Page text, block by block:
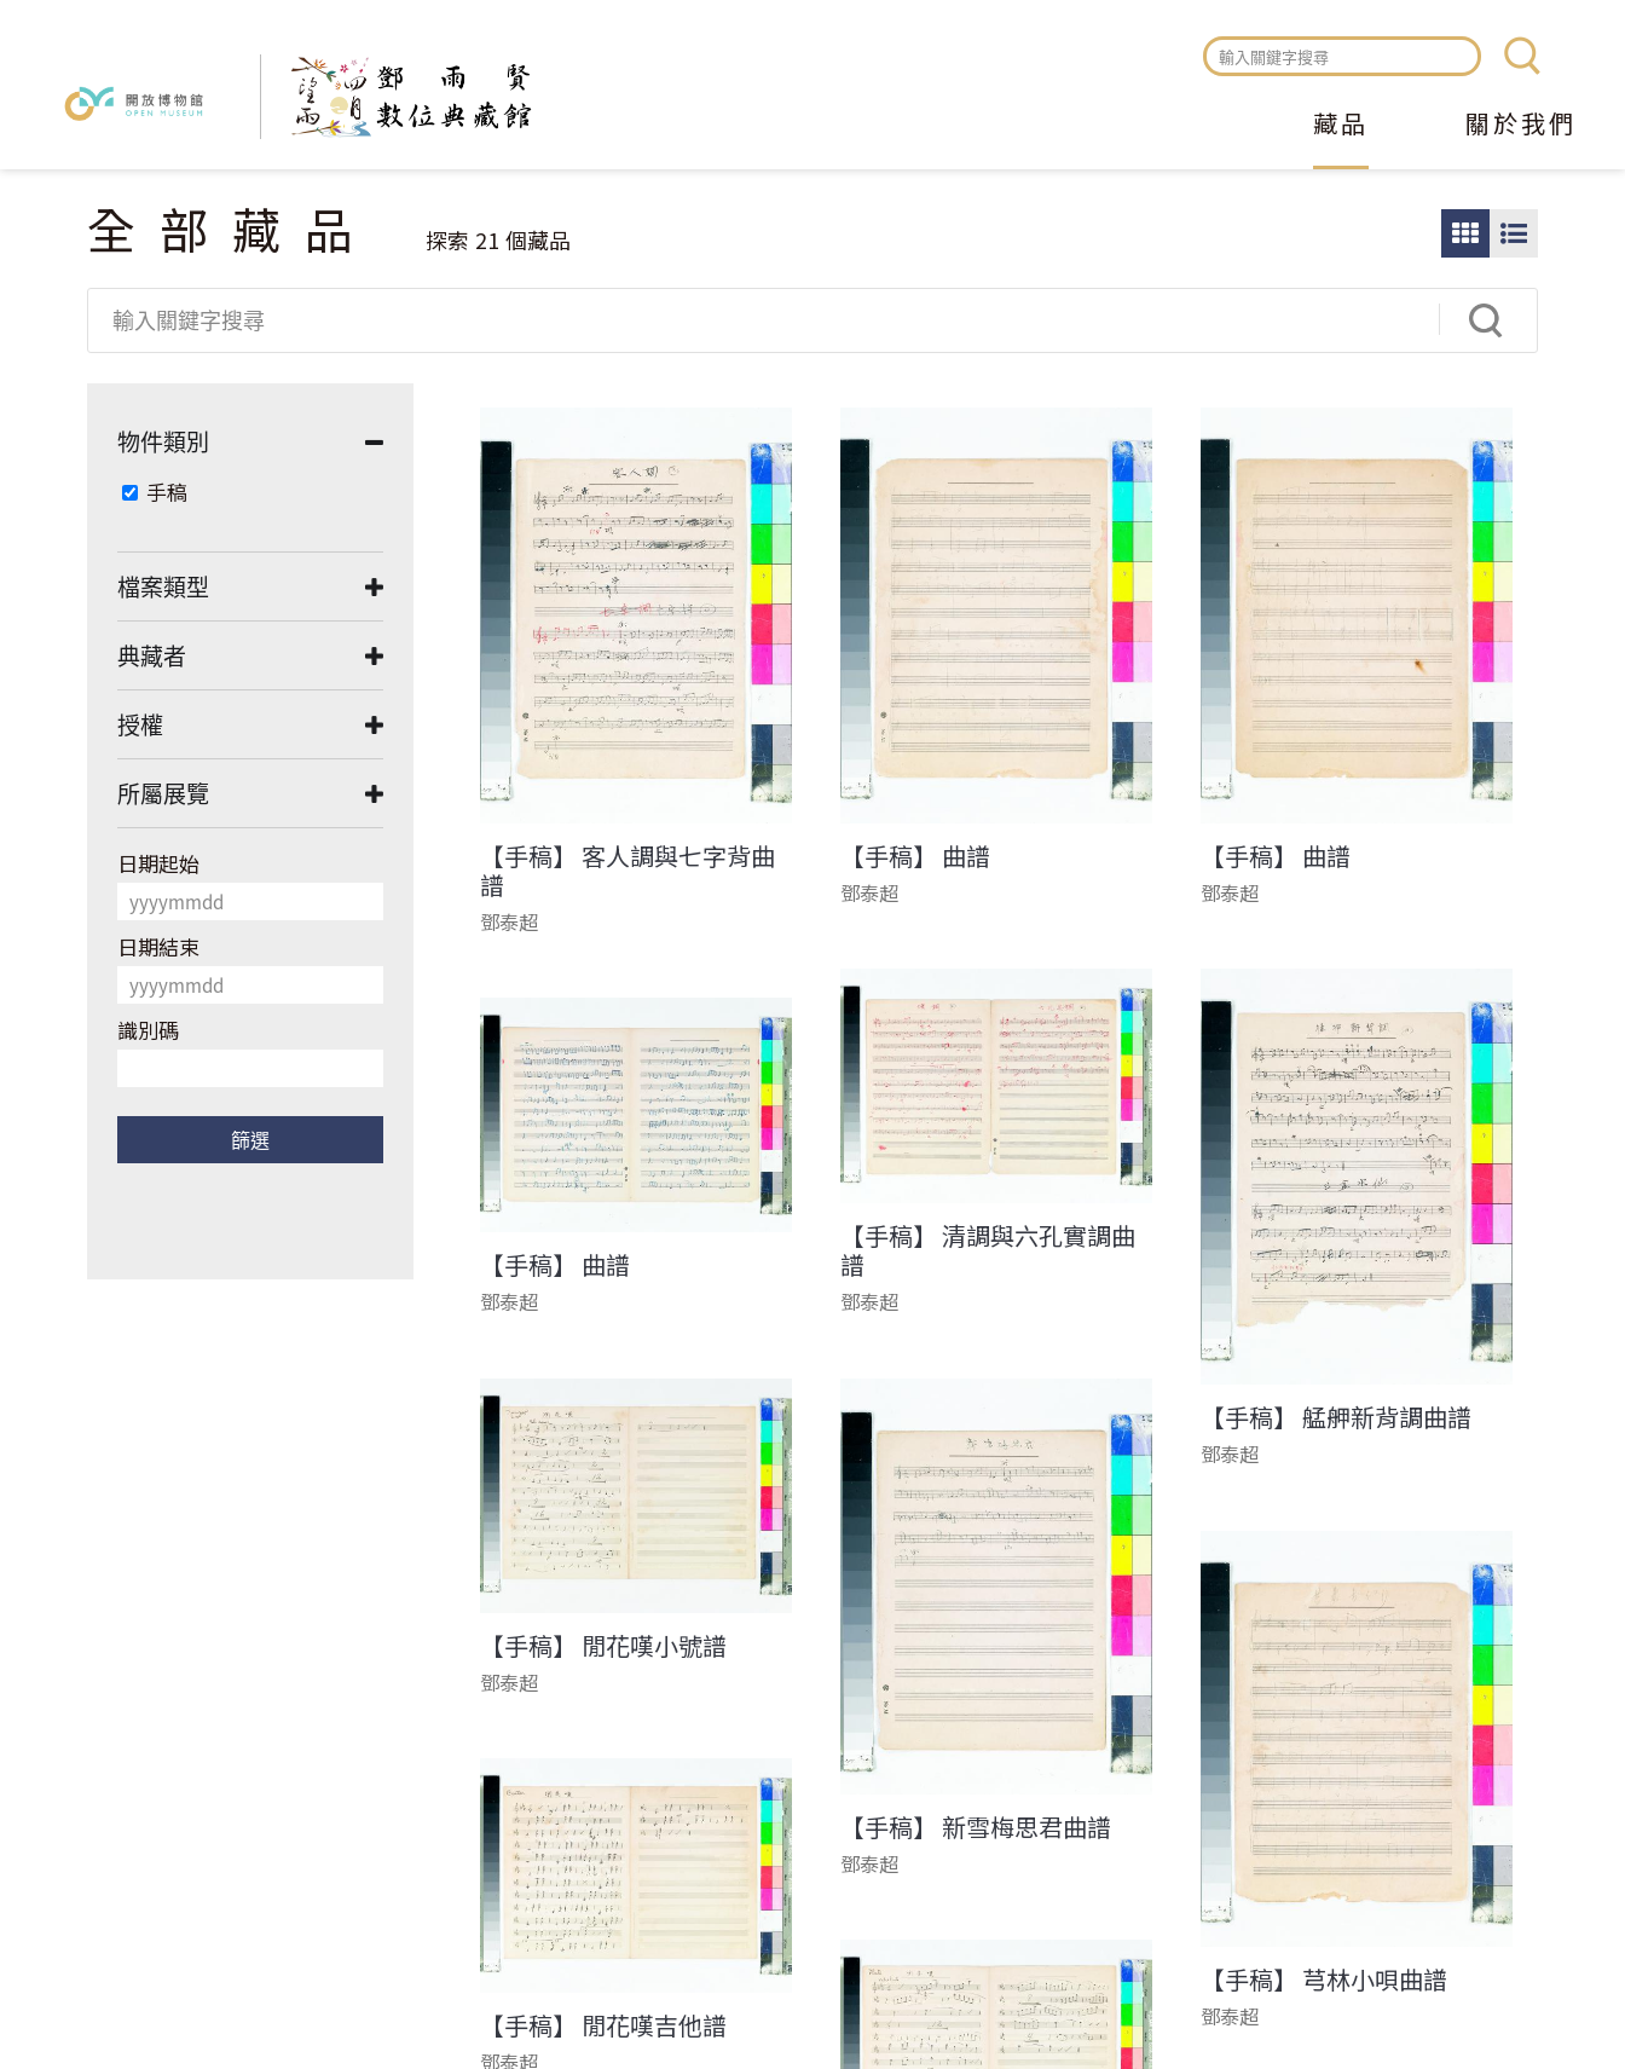
藏品 關於我們
您在這裡
全部藏品 探索 21 個藏品
圖
片
模
式
圖
文
模
式
【手稿】 客人調與七字背曲
譜
鄧泰超
【手稿】 曲譜
鄧泰超
【手稿】 曲譜
鄧泰超
【手稿】 清調與六孔實調曲
譜
鄧泰超
【手稿】 艋舺新背調曲譜
鄧泰超
【手稿】 曲譜
鄧泰超
【手稿】 閒花嘆小號譜
鄧泰超
【手稿】 新雪梅思君曲譜
鄧泰超
【手稿】 芎林小唄曲譜
鄧泰超
【手稿】 閒花嘆吉他譜
鄧泰超
物件類別
Remove 手稿 filter
手稿
檔案類型
典藏者
授權
所屬展覽
日期起始
日期結束
識別碼